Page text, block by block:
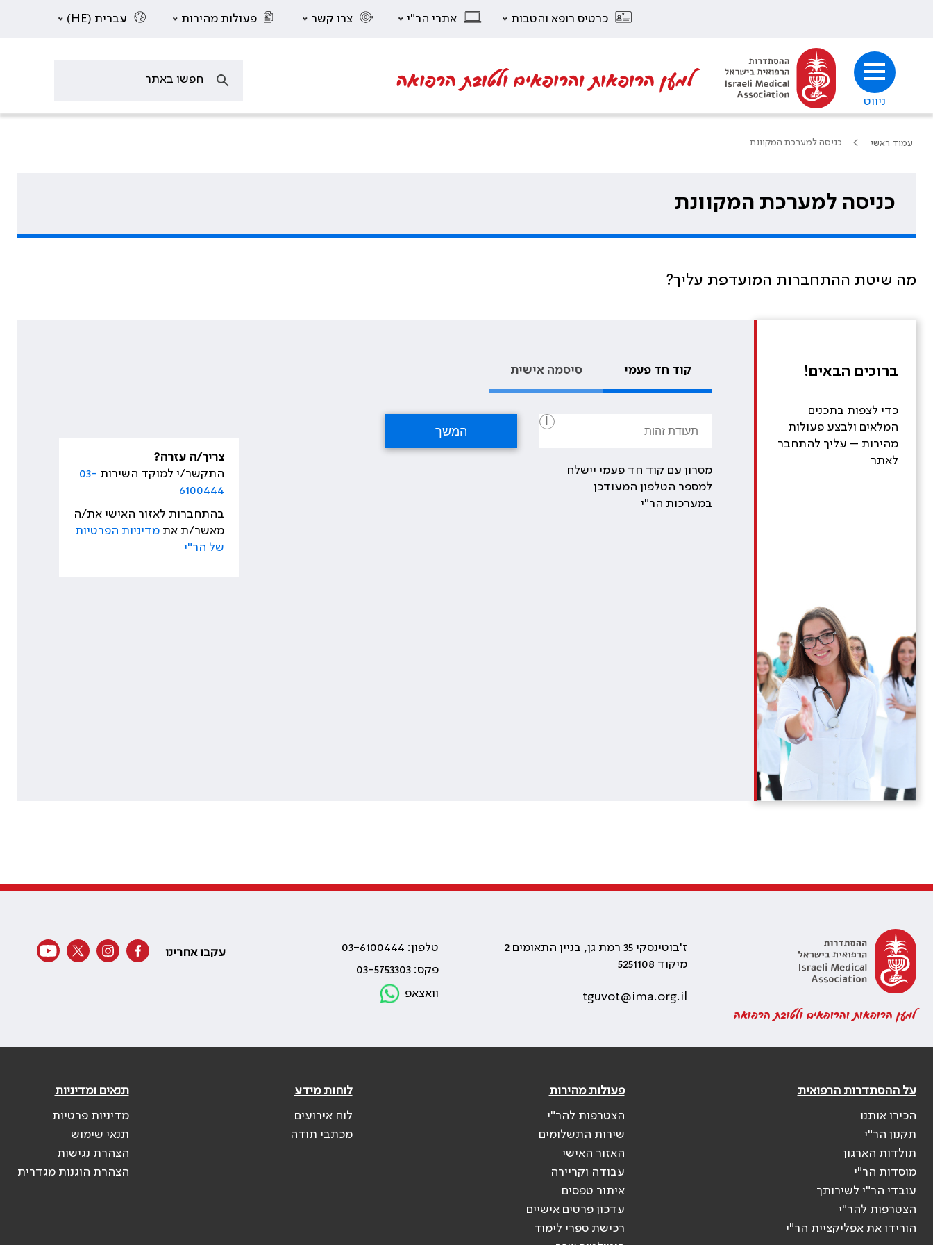
כרטיס רופא והטבות אתרי הר"י צרו קשר פעולות מהירות עברית (HE)
ניווט
למען הרופאות והרופאים ולטובת הרפואה
עמוד ראשי כניסה למערכת המקוונת
כניסה למערכת המקוונת
מה שיטת ההתחברות המועדפת עליך?
ברוכים הבאים!
כדי לצפות בתכנים
המלאים ולבצע פעולות
מהירות – עליך להתחבר
לאתר
קוד חד פעמי סיסמה אישית
i
מסרון עם קוד חד פעמי יישלח
למספר הטלפון המעודכן
במערכות הר"י
צריך/ה עזרה?
התקשר/י למוקד השירות 03-
6100444
בהתחברות לאזור האישי את/ה
מאשר/ת אתמדיניות הפרטיות
של הר"י
למען הרופאות והרופאים ולטובת הרפואה
ז'בוטינסקי 35 רמת גן, בניין התאומים 2
מיקוד 5251108
tguvot@ima.org.il
טלפון: 03-6100444
פקס: 03-5753303
וואצאפ
עקבו אחרינו
על ההסתדרות הרפואית
הכירו אותנו
תקנון הר"י
תולדות הארגון
מוסדות הר"י
עובדי הר"י לשירותך
הצטרפות להר"י
הורידו את אפליקציית הר"י
פעולות מהירות
הצטרפות להר"י
שירות התשלומים
האזור האישי
עבודה וקריירה
איתור טפסים
עדכון פרטים אישיים
רכישת ספרי לימוד
לוחות מידע
לוח אירועים
מכתבי תודה
תנאים ומדיניות
מדיניות פרטיות
תנאי שימוש
הצהרת נגישות
הצהרת הוגנות מגדרית